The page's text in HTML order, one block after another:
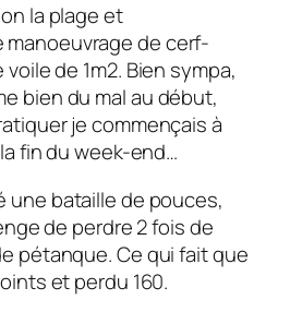
la plage et
de cerf-
de 1m2. Bien sympa,
bien du mal au début,
je commençais à
fin du week-end…
une bataille de pouces,
de perdre 2 fois de
pétanque. Ce qui fait que
et perdu 160.